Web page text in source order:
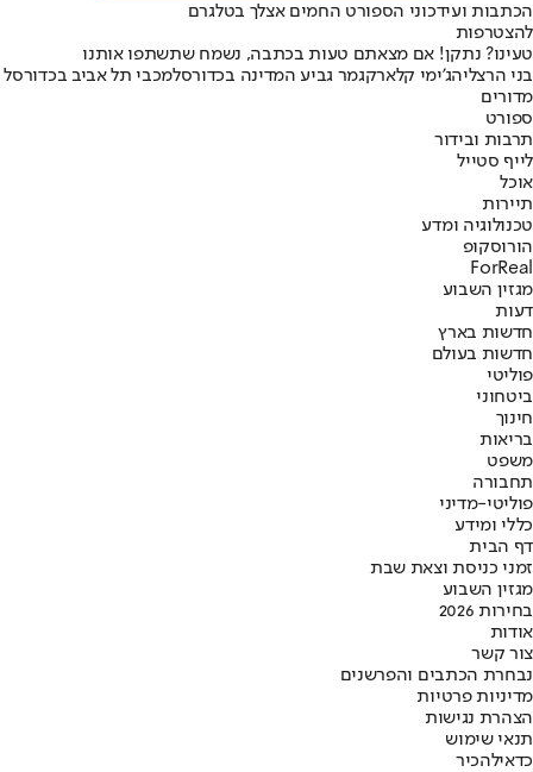
הכתבות ועידכוני הספורט החמים אצלך בטלגרם
להצטרפות
טעינו? נתקן! אם מצאתם טעות בכתבה, נשמח שתשתפו אותנו
בני הרצליהג'ימי קלארקגמר גביע המדינה בכדורסלמכבי תל אביב בכדורסל
מדורים
ספורט
תרבות ובידור
לייף סטייל
אוכל
תיירות
טכנולוגיה ומדע
הורוסקופ
ForReal
מגזין השבוע
דעות
חדשות בארץ
חדשות בעולם
פוליטי
ביטחוני
חינוך
בריאות
משפט
תחבורה
פוליטי-מדיני
כללי ומידע
דף הבית
זמני כניסת וצאת שבת
מגזין השבוע
בחירות 2026
אודות
צור קשר
נבחרת הכתבים והפרשנים
מדיניות פרטיות
הצהרת נגישות
תנאי שימוש
כדאילהכיר